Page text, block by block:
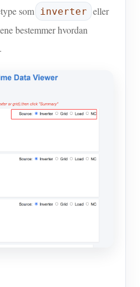
som inverter eller
bestemmer hvordan